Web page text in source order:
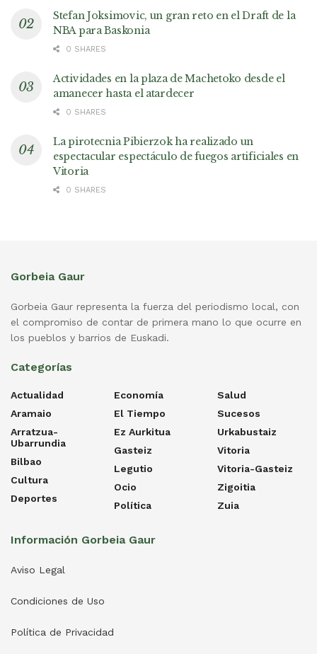
Stefan Joksimovic, un gran reto en el Draft de la
NBA para Baskonia
0 SHARES
Actividades en la plaza de Machetoko desde el
amanecer hasta el atardecer
0 SHARES
La pirotecnia Pibierzok ha realizado un
espectacular espectáculo de fuegos artificiales en
Vitoria
0 SHARES
Gorbeia Gaur
Gorbeia Gaur representa la fuerza del periodismo local, con
el compromiso de contar de primera mano lo que ocurre en
los pueblos y barrios de Euskadi.
Categorías
Actualidad
Aramaio
Arratzua-
Ubarrundia
Bilbao
Cultura
Deportes
Economía
El Tiempo
Ez Aurkitua
Gasteiz
Legutio
Ocio
Política
Salud
Sucesos
Urkabustaiz
Vitoria
Vitoria-Gasteiz
Zigoitia
Zuia
Información Gorbeia Gaur
Aviso Legal
Condiciones de Uso
Política de Privacidad